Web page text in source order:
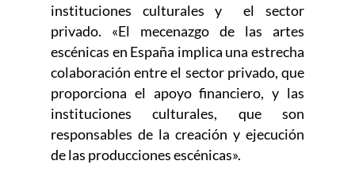
instituciones culturales y el sector
privado. «El mecenazgo de las artes
escénicas en España implica una estrecha
colaboración entre el sector privado, que
proporciona el apoyo financiero, y las
instituciones culturales, que son
responsables de la creación y ejecución
de las producciones escénicas».